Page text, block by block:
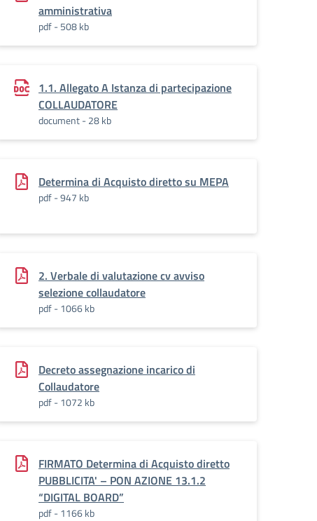
amministrativa
pdf - 508 kb
1.1. Allegato A Istanza di partecipazione
COLLAUDATORE
document - 28 kb
Determina di Acquisto diretto su MEPA
pdf - 947 kb
2. Verbale di valutazione cv avviso
selezione collaudatore
pdf - 1066 kb
Decreto assegnazione incarico di
Collaudatore
pdf - 1072 kb
FIRMATO Determina di Acquisto diretto
PUBBLICITA' – PON AZIONE 13.1.2
“DIGITAL BOARD”
pdf - 1166 kb